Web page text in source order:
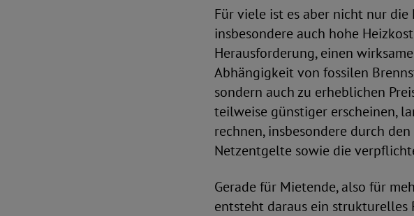
Für viele ist es aber nicht nur
insbesondere auch hohe
Herausforderung, einen
Abhängigkeit von fossilen
sondern auch zu erheblichen
teilweise günstiger erscheinen,
rechnen, insbesondere durch
Netzentgelte sowie die
Gerade für Mietende, also für
entsteht daraus ein strukturelles